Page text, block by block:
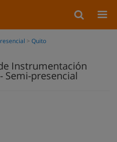
Quito
Instrumentación
Semi-presencial